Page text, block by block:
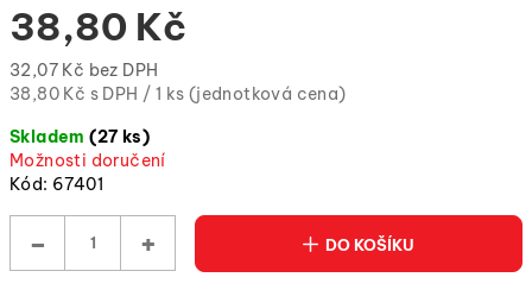
38,80 Kč
32,07 Kč bez DPH
Měrná
(jednotková
cena)
38,80 Kč s DPH / 1 ks (jednotková cena)
Skladem(27 ks)
Možnosti doručení
Kód: 67401
+
− DO KOŠÍKU